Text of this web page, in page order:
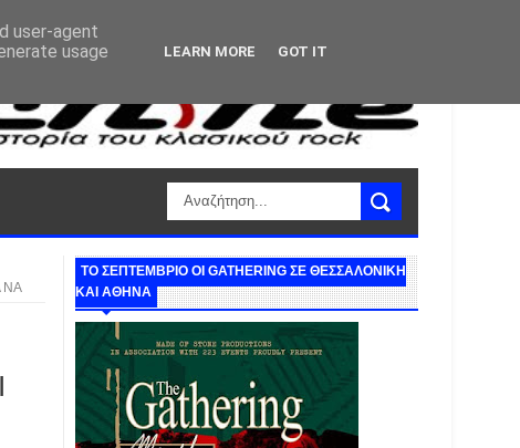
ΝΑ
ΤΟ ΣΕΠΤΕΜΒΡΙΟ ΟΙ GATHERING ΣΕ ΘΕΣΣΑΛΟΝΙΚΗ
ΚΑΙ ΑΘΗΝΑ
user-agent
usage
LEARN MORE GOT IT